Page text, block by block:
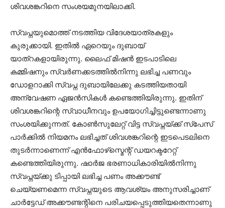
ശിവശങ്കറിനെ സംശയമുനയിലാക്കി.
സ്വപ്നയുമൊത്ത് നടത്തിയ വിദേശയാത്രകളും
കുരുക്കായി. ഇതിൽ ഏറെയും ദുബായ്
യാത്‌റകളായിരുന്നു. ലൈഫ് മിഷൻ ഇടപാടിലെ
കമ്മിഷനും സ്വർണക്കടത്തിൽനിന്നു ലഭിച്ച പണവും
ഡോളറാക്കി സ്വപ്ന ദുബായിലേക്കു കടത്തിയതായി
അന്വേഷണ ഏജൻസികൾ കണ്ടെത്തിയിരുന്നു. ഇതിന്
ശിവശങ്കറിന്റെ സ്വാധീനവും ഉപയോഗിച്ചിട്ടുണ്ടെന്നാണു
സംശയിക്കുന്നത്. കോൺസുലേറ്റ് വിട്ട സ്വപ്നയ്ക്ക് സ്പേസ്
പാർക്കിൽ നിയമനം ലഭിച്ചത് ശിവശങ്കറിന്റെ ഇടപെടലിനെ
തുടർന്നാണെന്ന് എൻഫോഴ്‌സ്മെന്റ് ഡയറക്ടറേറ്റ്
കണ്ടെത്തിയിരുന്നു. ഷാർജ ഭരണാധികാരിയിൽനിന്നു
സ്വപ്നയ്ക്കു ടിപ്പായി ലഭിച്ച പണം അക്കൗണ്ട്
ചെയ്യണമെന്ന സ്വപ്നയുടെ ആവശ്യം അനുസരിച്ചാണ്
ചാർട്ടേഡ് അക്കൗണ്ടന്റിനെ പരിചയപ്പെടുത്തിയതെന്നാണു